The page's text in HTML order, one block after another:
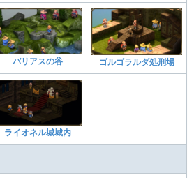
バリアスの谷 ゴルゴラルダ処刑場
ライオネル城城内
-